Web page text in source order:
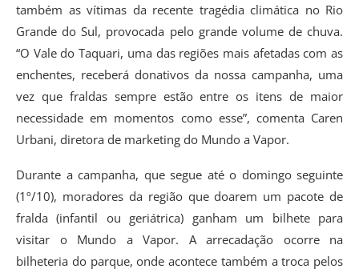
também as vítimas da recente tragédia climática no Rio
Grande do Sul, provocada pelo grande volume de chuva.
“O Vale do Taquari, uma das regiões mais afetadas com as
enchentes, receberá donativos da nossa campanha, uma
vez que fraldas sempre estão entre os itens de maior
necessidade em momentos como esse”, comenta Caren
Urbani, diretora de marketing do Mundo a Vapor.
Durante a campanha, que segue até o domingo seguinte
(1º/10), moradores da região que doarem um pacote de
fralda (infantil ou geriátrica) ganham um bilhete para
visitar o Mundo a Vapor. A arrecadação ocorre na
bilheteria do parque, onde acontece também a troca pelos